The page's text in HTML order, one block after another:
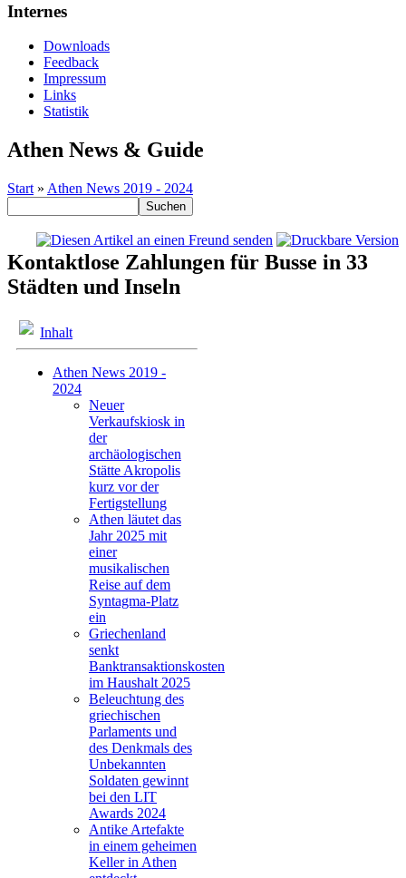
Internes
Downloads
Feedback
Impressum
Links
Statistik
Athen News & Guide
Start » Athen News 2019 - 2024
Kontaktlose Zahlungen für Busse in 33
Städten und Inseln
Inhalt
Athen News 2019 -
2024
Neuer
Verkaufskiosk in
der
archäologischen
Stätte Akropolis
kurz vor der
Fertigstellung
Athen läutet das
Jahr 2025 mit
einer
musikalischen
Reise auf dem
Syntagma-Platz
ein
Griechenland
senkt
Banktransaktionskosten
im Haushalt 2025
Beleuchtung des
griechischen
Parlaments und
des Denkmals des
Unbekannten
Soldaten gewinnt
bei den LIT
Awards 2024
Antike Artefakte
in einem geheimen
Keller in Athen